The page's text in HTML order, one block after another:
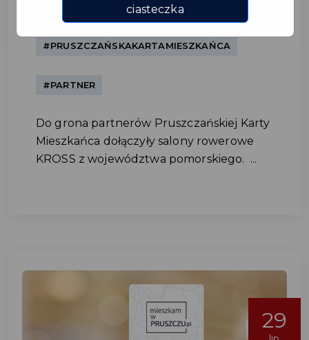
Mieszkańca
#PRUSZCZAŃSKAKARTAMIESZKAŃCA
#PARTNER
Do grona partnerów Pruszczańskiej Karty
Mieszkańca dołączyły salony rowerowe
KROSS z województwa pomorskiego. ...
29
ciasteczka